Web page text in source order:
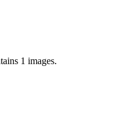
1 images.